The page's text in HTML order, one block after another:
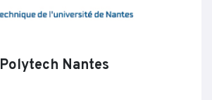
Polytech Nantes